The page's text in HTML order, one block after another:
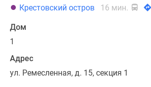
Крестовский остров 16 мин.
Дом
1
Адрес
ул. Ремесленная, д. 15, секция 1